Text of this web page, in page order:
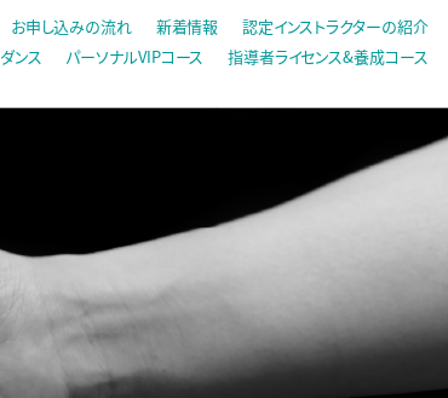
ダンス パーソナルVIPコース 指導者ライセンス&養成コース
お申し込みの流れ 新着情報 認定インストラクターの紹介